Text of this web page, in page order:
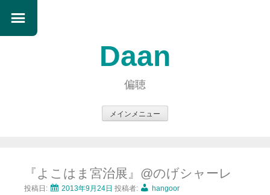
Daan
偏聴
メインメニュー
ン
ツ
『よこはま宮治展』@のげシャーレ
投稿日: 2013年9月24日 投稿者: hangoor